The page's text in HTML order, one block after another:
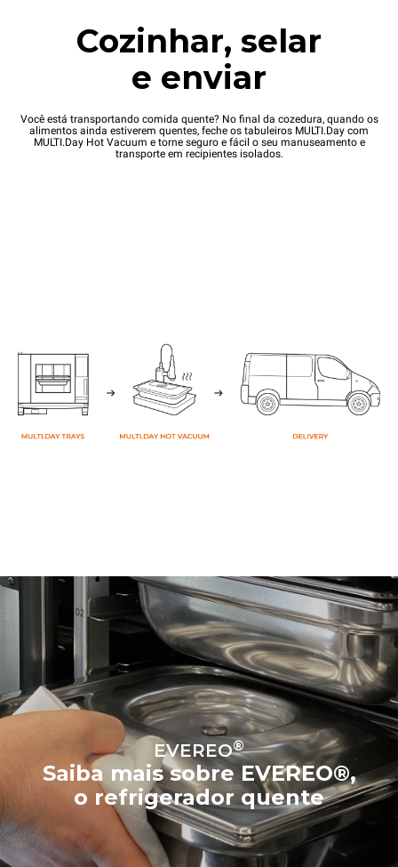
Cozinhar, selar
e enviar
Você está transportando comida quente? No final da cozedura, quando os
alimentos ainda estiverem quentes, feche os tabuleiros MULTI.Day com
MULTI.Day Hot Vacuum e torne seguro e fácil o seu manuseamento e
transporte em recipientes isolados.
EVEREO®
Saiba mais sobre EVEREO®,
o refrigerador quente